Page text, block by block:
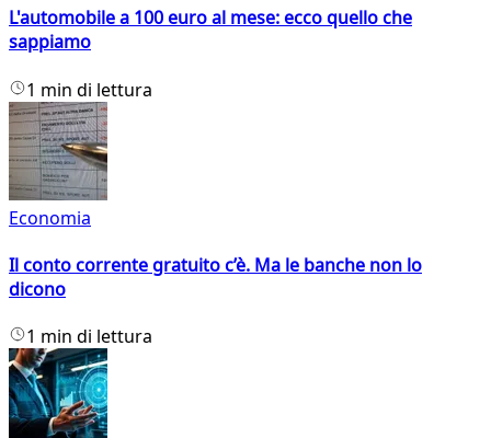
L'automobile a 100 euro al mese: ecco quello che
sappiamo
1 min di lettura
Economia
Il conto corrente gratuito c’è. Ma le banche non lo
dicono
1 min di lettura